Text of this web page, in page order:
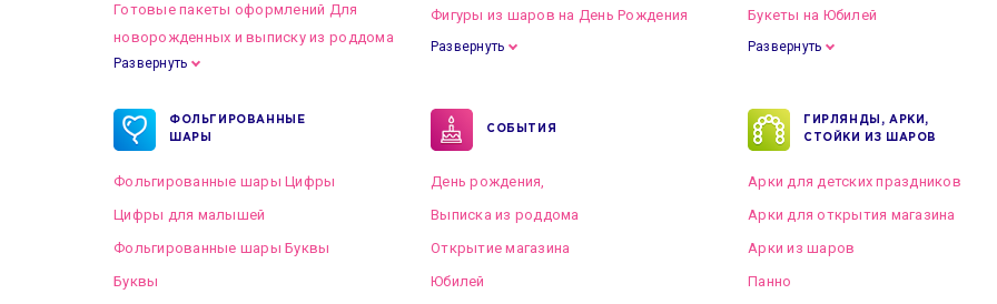
Готовые пакеты оформлений Для
новорожденных и выписку из роддома
Готовые пакеты оформлений на Свадьбу
Развернуть
Фигуры из шаров на День Рождения
Развернуть
Букеты на Юбилей
Развернуть
ФОЛЬГИРОВАННЫЕ
ШАРЫ
Фольгированные шары Цифры
Цифры для малышей
Фольгированные шары Буквы
Буквы
СОБЫТИЯ
День рождения,
Выписка из роддома
Открытие магазина
Юбилей
ГИРЛЯНДЫ, АРКИ,
СТОЙКИ ИЗ ШАРОВ
Арки для детских праздников
Арки для открытия магазина
Арки из шаров
Панно